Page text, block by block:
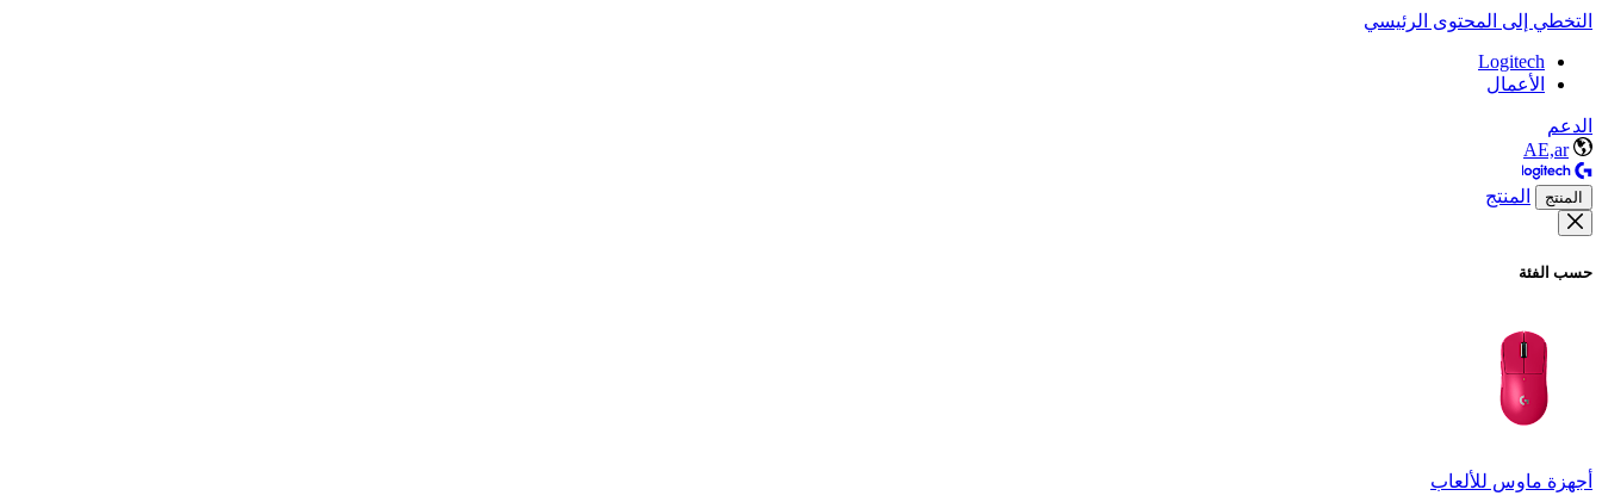
التخطي إلى المحتوى الرئيسي
Logitech
الأعمال
الدعم
AE,ar
المنتج المنتج
حسب الفئة
أجهزة ماوس للألعاب